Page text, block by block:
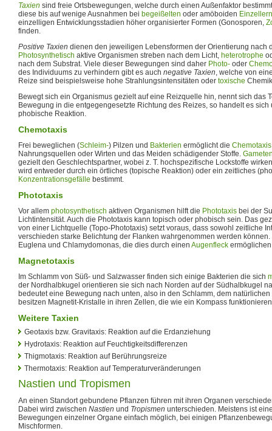
Taxien sind freie Ortsbewegungen, welche durch einen Außenfaktor
diese bis auf wenige Ausnahmen bei begeißelten oder amöboiden Einzellern
einzelligen Entwicklungsstadien höher organisierter Formen (Gonosporen,
finden.
Positive Taxien dienen den jeweiligen Lebensformen der Orientierung nach
Photosynthetisch aktive Organismen streben nach dem Licht, heterotrophe
nach dem Substrat. Viele dieser Bewegungen sind daher Photo- oder
des Individuums zu verhindern gibt es auch negative Taxien, welche von
Reize sind beispielsweise hohe Strahlungsintensitäten oder toxische
Bewegt sich ein Organismus gezielt auf eine Reizquelle hin, nennt sich das
Bewegung in die entgegengesetzte Richtung des Reizes, so handelt es sich
phobische Reaktion.
Chemotaxis
Frei beweglichen (Schleim-) Pilzen und Bakterien ermöglicht die Chemotaxis
Nahrungsquellen oder Wirten und das Meiden schädigender Stoffe.
gezielt den Geschlechtspartner, wobei z. T. hochspezifische Lockstoffe
wird entweder durch ein örtliches (topische Reaktion) oder ein zeitliches
Konzentrationsgefälle bestimmt.
Phototaxis
Vor allem photosynthetisch aktiven Organismen hilft die Phototaxis bei der
Lichtintensität. Auch die Phototaxis kann topisch oder phobisch sein. Das
von einer Lichtquelle (Topo-Phototaxis) setzt voraus, dass sowohl zeitliche
verschieden starke Belichtung der Flanken wahrgenommen werden
Euglena und Chlamydomonas, die dies durch einen Augenfleck
Magnetotaxis
Im Schlamm von Süß- und Salzwasser finden sich einige Bakterien die sich
der Nordhalbkugel orientieren sie sich nach Norden auf der Südhalbkugel
bedeutet eine Bewegung nach unten, also in den Schlamm, dem
besitzen Magnetit-Kristalle in ihren Zellen, die wie ein Kompass
Weitere Taxien
Geotaxis bzw. Gravitaxis: Reaktion auf die Erdanziehung
Hydrotaxis: Reaktion auf Feuchtigkeitsdifferenzen
Thigmotaxis: Reaktion auf Berührungsreize
Thermotaxis: Reaktion auf Temperaturveränderungen
Nastien und Tropismen
An einen Standort gebundene Pflanzen führen mit ihren Organen
Dabei wird zwischen Nastien und Tropismen unterschieden. Meistens ist
Bewegungen einzelner Organe einfach möglich, bei einigen
Mischformen.